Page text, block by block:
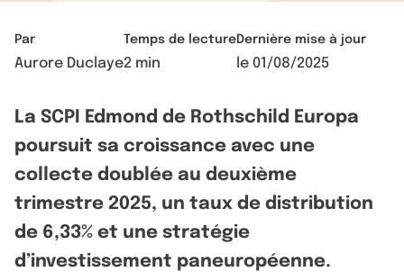
Par
Aurore Duclaye
Temps de lecture
2 min
Dernière mise à jour
le 01/08/2025
La SCPI Edmond de Rothschild Europa
poursuit sa croissance avec une
collecte doublée au deuxième
trimestre 2025, un taux de distribution
de 6,33% et une stratégie
d’investissement paneuropéenne.